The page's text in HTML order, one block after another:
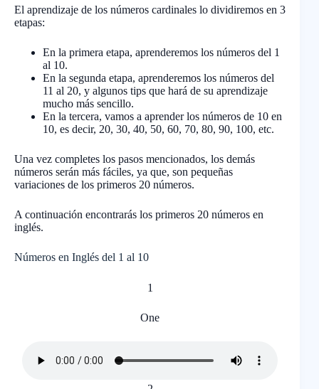
El aprendizaje de los números cardinales lo dividiremos en 3
etapas:
En la primera etapa, aprenderemos los números del 1
al 10.
En la segunda etapa, aprenderemos los números del
11 al 20, y algunos tips que hará de su aprendizaje
mucho más sencillo.
En la tercera, vamos a aprender los números de 10 en
10, es decir, 20, 30, 40, 50, 60, 70, 80, 90, 100, etc.
Una vez completes los pasos mencionados, los demás
números serán más fáciles, ya que, son pequeñas
variaciones de los primeros 20 números.
A continuación encontrarás los primeros 20 números en
inglés.
Números en Inglés del 1 al 10
1
One